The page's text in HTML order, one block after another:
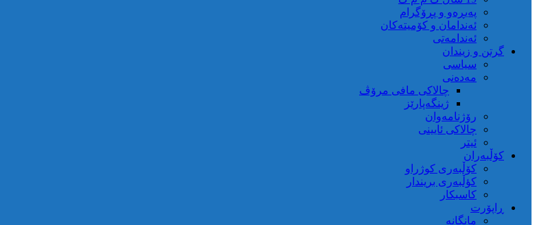
پەیڕەو و پڕۆگرام
ئەندامان و کۆمیتەکان
ئەندامەتی
گرتن و زیندان
سیاسی
مەدەنی
چالاکی مافی مرۆڤ
ژینگەپارێز
رۆژنامەوان
چالاکی ئایینی
ئیتر
کۆڵبەران
کۆڵبەری کوژراو
کؤڵبەری بریندار
کاسبکار
ڕاپۆرت
مانگانە